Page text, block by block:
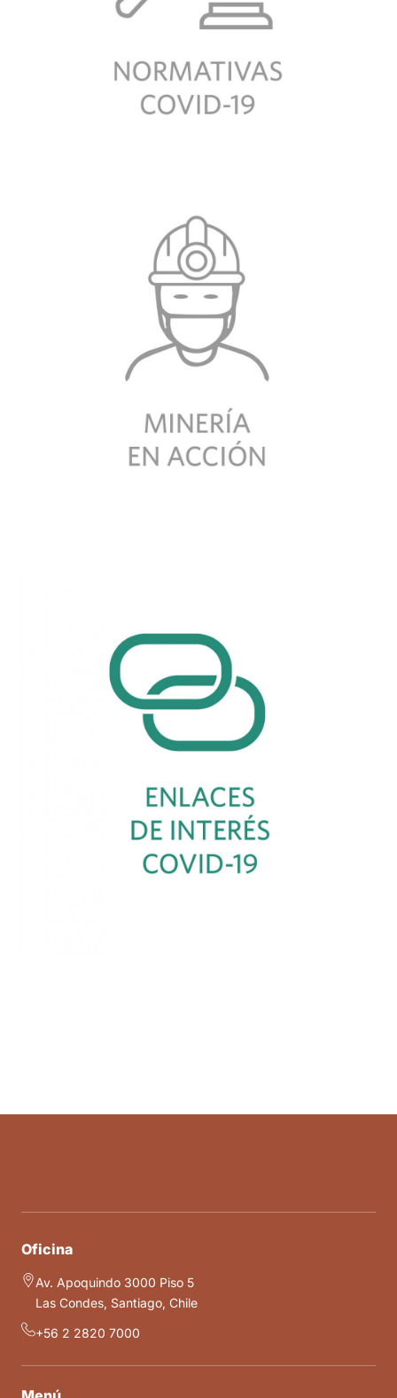
Oficina
Av. Apoquindo 3000 Piso 5
Las Condes, Santiago, Chile
+56 2 2820 7000